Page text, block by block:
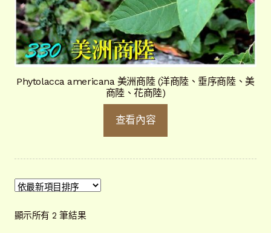
Phytolacca americana 美洲商陸 (洋商陸、垂序商陸、美
商陸、花商陸)
查看內容
顯示所有 2 筆結果依